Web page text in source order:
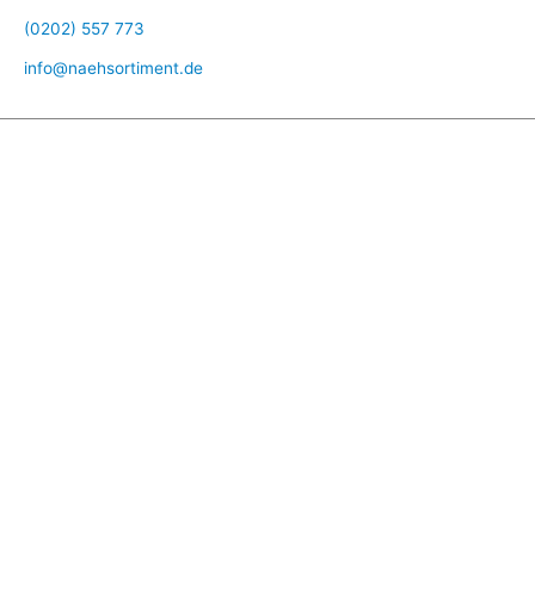
(0202) 557 773
info@naehsortiment.de